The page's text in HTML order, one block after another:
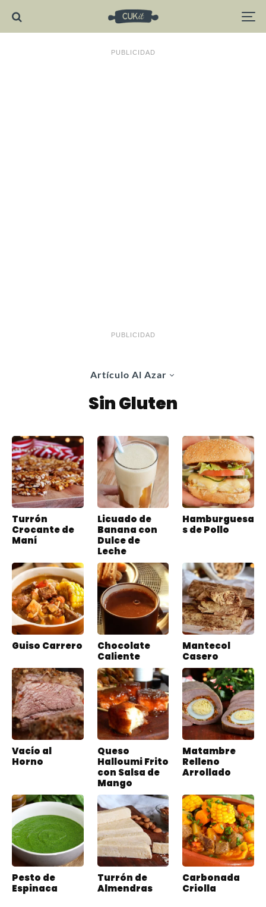
PUBLICIDAD
PUBLICIDAD
Artículo Al Azar
Sin Gluten
Turrón
Crocante de
Maní
Licuado de
Banana con
Dulce de
Leche
Hamburguesa
s de Pollo
Guiso Carrero
Chocolate
Caliente
Mantecol
Casero
Vacío al
Horno
Queso
Halloumi Frito
con Salsa de
Mango
Matambre
Relleno
Arrollado
Pesto de
Espinaca
Turrón de
Almendras
Carbonada
Criolla